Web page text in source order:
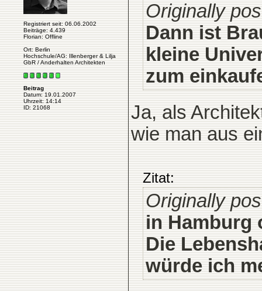
Registriert seit: 06.06.2002
Beiträge: 4.439
Florian: Offline
Ort: Berlin
Hochschule/AG: Illenberger & Lilja
GbR / Anderhalten Architekten
Beitrag
Datum: 19.01.2007
Uhrzeit: 14:14
ID: 21068
Originally
Dann ist
kleine
zum
Ja, als
wie man aus
Zitat:
Originally
in Hamburg
Die
würde ich